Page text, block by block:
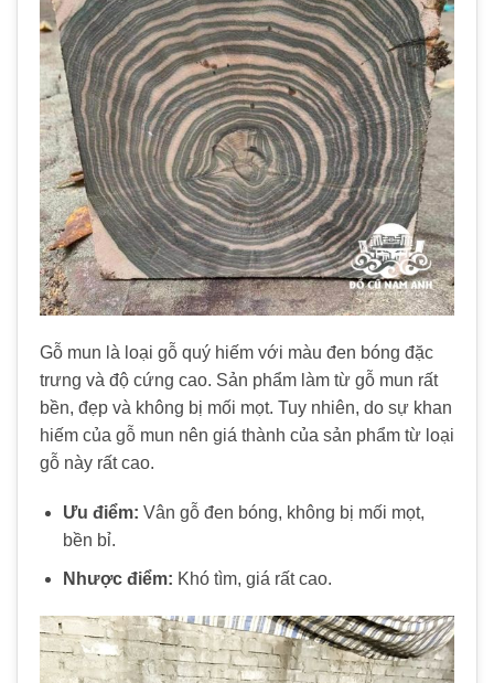
Gỗ mun là loại gỗ quý hiếm với màu đen bóng đặc
trưng và độ cứng cao. Sản phẩm làm từ gỗ mun rất
bền, đẹp và không bị mối mọt. Tuy nhiên, do sự khan
hiếm của gỗ mun nên giá thành của sản phẩm từ loại
gỗ này rất cao.
Ưu điểm: Vân gỗ đen bóng, không bị mối mọt,
bền bỉ.
Nhược điểm: Khó tìm, giá rất cao.